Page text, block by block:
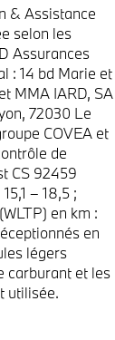
& Assistance
selon les
Assurances
: 14 bd Marie et
MMA IARD, SA
72030 Le
COVEA et
de
CS 92459
– 18,5 ;
en km :
en
légers
carburant et les
utilisée.